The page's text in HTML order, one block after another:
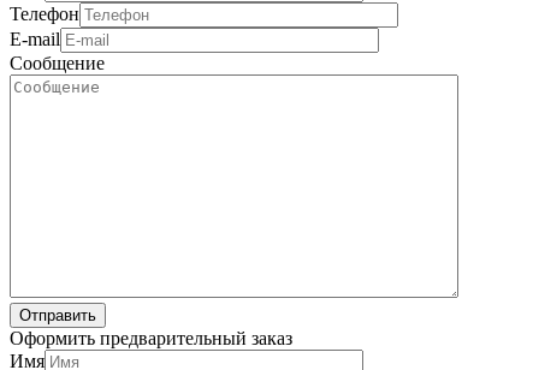
Телефон
E-mail
Сообщение
Оформить предварительный заказ
Имя